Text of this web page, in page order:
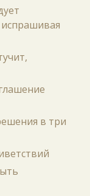
в три